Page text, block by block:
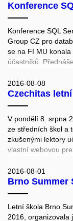
o univerzitě,
Konference
Konference SQL
Group CZ pro
se na FI MU
účastníků.
Gešvindr.
2016-08-08
Czechitas
V pondělí 8. srpna
ze středních škol a
zkušenými lektory
vlastní webovou
působí anebo ještě
nahlédnete pod
Jana Eitlerová,
2016-08-01
Brno Summer
Letní škola Brno
2016, organizovala